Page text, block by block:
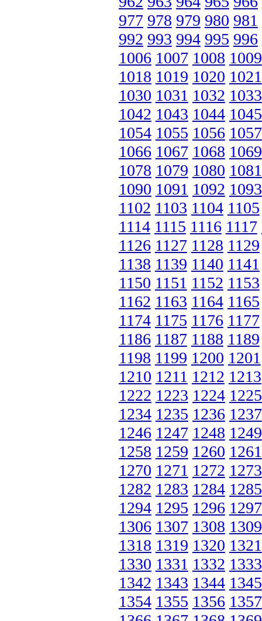
977 978 979 980 981
992 993 994 995 996
1006 1007 1008 1009
1018 1019 1020 1021
1030 1031 1032 1033
1042 1043 1044 1045
1054 1055 1056 1057
1066 1067 1068 1069
1078 1079 1080 1081
1090 1091 1092 1093
1102 1103 1104 1105
1114 1115 1116 1117
1126 1127 1128 1129
1138 1139 1140 1141
1150 1151 1152 1153
1162 1163 1164 1165
1174 1175 1176 1177
1186 1187 1188 1189
1198 1199 1200 1201
1210 1211 1212 1213
1222 1223 1224 1225
1234 1235 1236 1237
1246 1247 1248 1249
1258 1259 1260 1261
1270 1271 1272 1273
1282 1283 1284 1285
1294 1295 1296 1297
1306 1307 1308 1309
1318 1319 1320 1321
1330 1331 1332 1333
1342 1343 1344 1345
1354 1355 1356 1357